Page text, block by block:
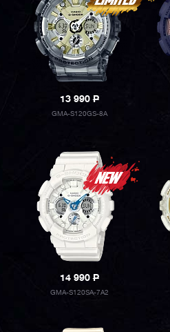
13 990P
GMA-S120GS-8A
14 990P
GMA-S120SA-7A2